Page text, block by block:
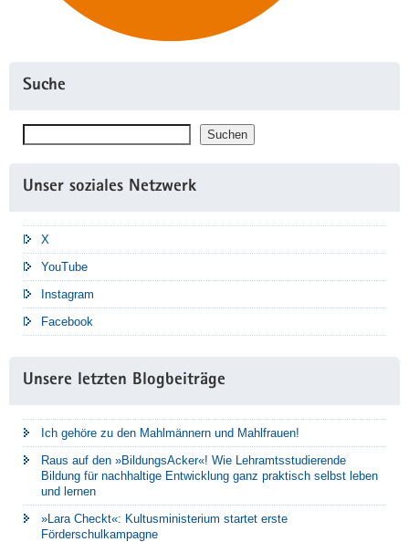
Suche
Suchen
Unser soziales Netzwerk
X
YouTube
Instagram
Facebook
Unsere letzten Blogbeiträge
Ich gehöre zu den Mahlmännern und Mahlfrauen!
Raus auf den »BildungsAcker«! Wie Lehramtsstudierende
Bildung für nachhaltige Entwicklung ganz praktisch selbst leben
und lernen
»Lara Checkt«: Kultusministerium startet erste
Förderschulkampagne